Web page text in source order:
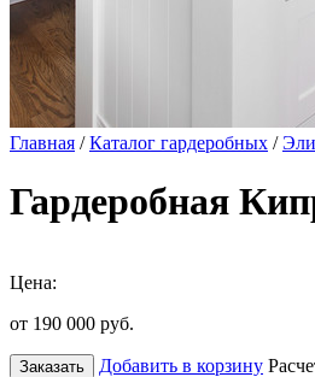
Главная /Каталог гардеробных /
Гардеробная
Цена:
от 190 000 руб.
Заказать Добавить в корзину